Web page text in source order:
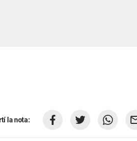
la nota: